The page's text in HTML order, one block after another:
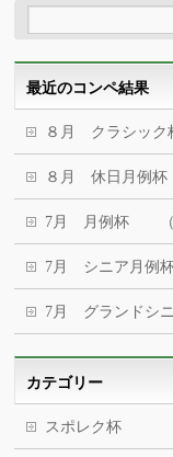
最近のコンペ結果
８月 クラシック
８月 休日
7月 月例杯 （令
7月 シニア月例杯
7月 グランドシニ
カテゴリー
スポレク杯